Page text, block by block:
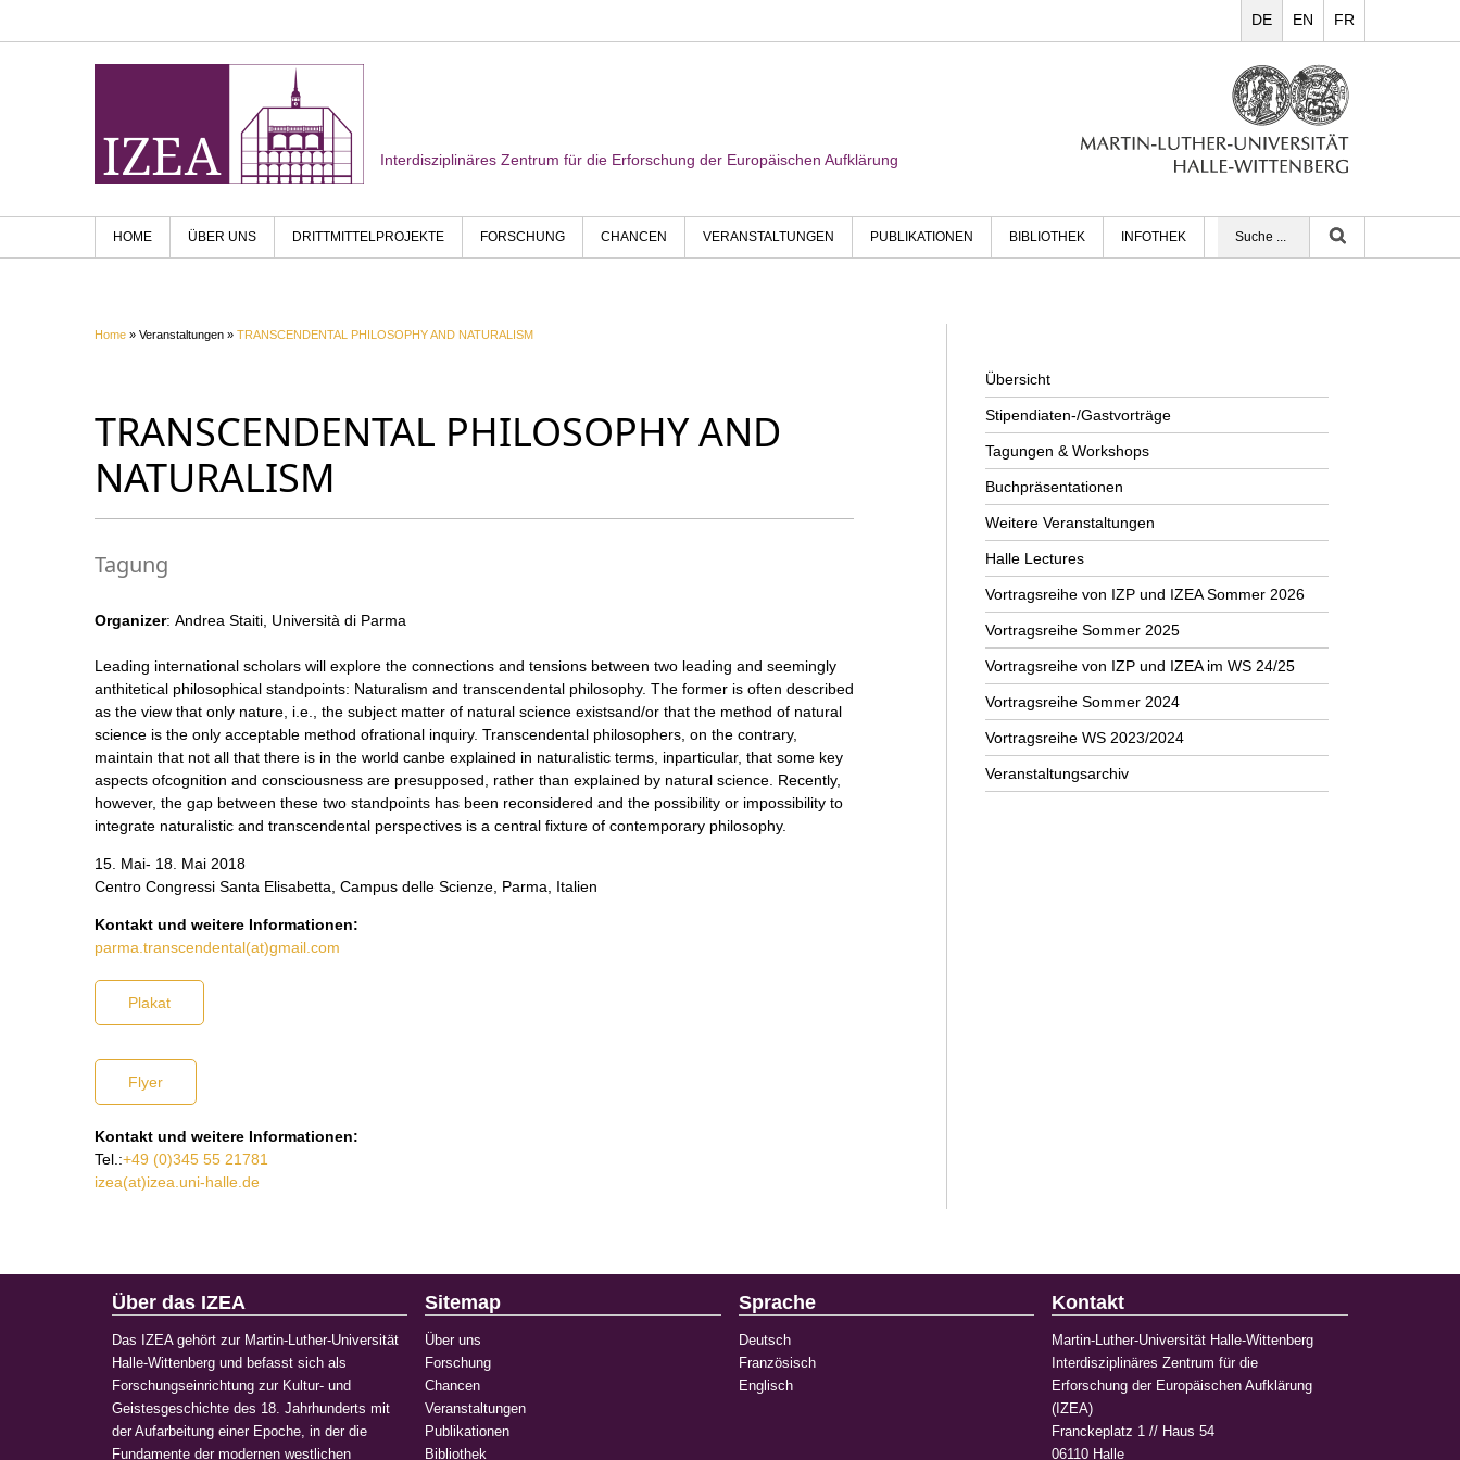
FR
EN
DE
Interdisziplinäres Zentrum für die Erforschung der Europäischen Aufklärung
HOME ÜBER UNS DRITTMITTELPROJEKTE FORSCHUNG CHANCEN VERANSTALTUNGEN PUBLIKATIONEN BIBLIOTHEK INFOTHEK
Home » Veranstaltungen » TRANSCENDENTAL PHILOSOPHY AND NATURALISM
TRANSCENDENTAL PHILOSOPHY AND
NATURALISM
Tagung
Organizer: Andrea Staiti, Università di Parma
Leading international scholars will explore the connections and tensions between two leading and seemingly
anthitetical philosophical standpoints: Naturalism and transcendental philosophy. The former is often described
as the view that only nature, i.e., the subject matter of natural science existsand/or that the method of natural
science is the only acceptable method ofrational inquiry. Transcendental philosophers, on the contrary,
maintain that not all that there is in the world canbe explained in naturalistic terms, inparticular, that some key
aspects ofcognition and consciousness are presupposed, rather than explained by natural science. Recently,
however, the gap between these two standpoints has been reconsidered and the possibility or impossibility to
integrate naturalistic and transcendental perspectives is a central fixture of contemporary philosophy.
15. Mai- 18. Mai 2018
Centro Congressi Santa Elisabetta, Campus delle Scienze, Parma, Italien
Kontakt und weitere Informationen:
parma.transcendental(at)gmail.com
Plakat
Flyer
Kontakt und weitere Informationen:
Tel.:+49 (0)345 55 21781
izea(at)izea.uni-halle.de
Übersicht
Stipendiaten-/Gastvorträge
Tagungen & Workshops
Buchpräsentationen
Weitere Veranstaltungen
Halle Lectures
Vortragsreihe von IZP und IZEA Sommer 2026
Vortragsreihe Sommer 2025
Vortragsreihe von IZP und IZEA im WS 24/25
Vortragsreihe Sommer 2024
Vortragsreihe WS 2023/2024
Veranstaltungsarchiv
Über das IZEA
Das IZEA gehört zur Martin-Luther-Universität
Halle-Wittenberg und befasst sich als
Forschungseinrichtung zur Kultur- und
Geistesgeschichte des 18. Jahrhunderts mit
der Aufarbeitung einer Epoche, in der die
Fundamente der modernen westlichen
Sitemap
Über uns
Forschung
Chancen
Veranstaltungen
Publikationen
Bibliothek
Sprache
Deutsch
Französisch
Englisch
Kontakt
Martin-Luther-Universität Halle-Wittenberg
Interdisziplinäres Zentrum für die
Erforschung der Europäischen Aufklärung
(IZEA)
Franckeplatz 1 // Haus 54
06110 Halle